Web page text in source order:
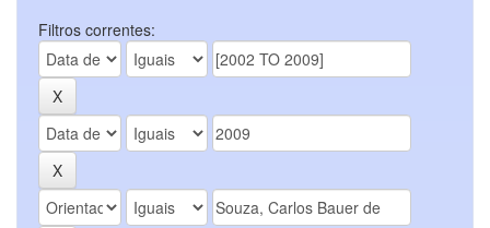
Filtros correntes: